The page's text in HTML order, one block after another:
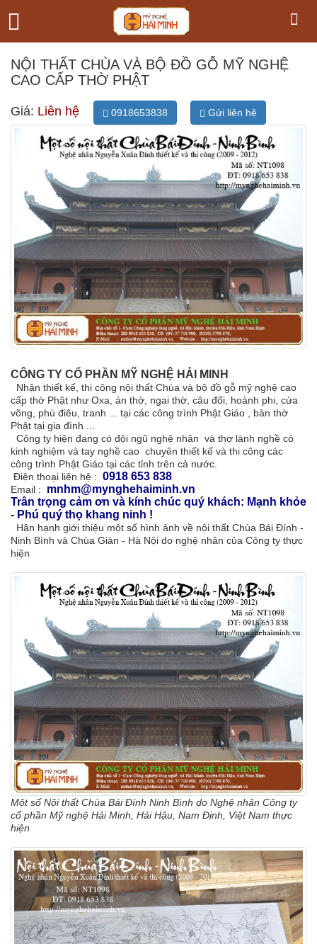
NỘI THẤT CHÙA VÀ BỘ ĐỒ GỖ MỸ NGHỆ
CAO CẤP THỜ PHẬT
Giá: Liên hệ 0918653838 Gửi liên hệ
CÔNG TY CỔ PHẦN MỸ NGHỆ HẢI MINH
Nhận thiết kế, thi công nội thất Chùa và bộ đồ gỗ mỹ nghệ cao
cấp thờ Phật như Oxa, án thờ, ngai thờ, câu đối, hoành phi, cửa
võng, phù điêu, tranh ... tại các công trình Phật Giáo , bàn thờ
Phật tại gia đình ...
Công ty hiện đang có đội ngũ nghệ nhân và thợ lành nghề có
kinh nghiệm và tay nghề cao chuyên thiết kế và thi công các
công trình Phật Giáo tại các tỉnh trên cả nước.
Điện thoại liên hệ : 0918 653 838
Email : mnhm@mynghehaiminh.vn
Trân trọng cảm ơn và kính chúc quý khách: Mạnh khỏe
- Phú quý thọ khang ninh !
Hân hạnh giới thiệu một số hình ảnh về nội thất Chùa Bái Đính -
Ninh Bình và Chùa Giàn - Hà Nội do nghệ nhân của Công ty thực
hiện
Một số Nội thất Chùa Bái Đính Ninh Bình do Nghệ nhân Công ty
cổ phần Mỹ nghệ Hải Minh, Hải Hậu, Nam Định, Việt Nam thực
hiện